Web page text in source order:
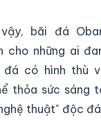
bãi đá
cho những ai
đá có hình thù
thỏa sức sáng
thuật" độc